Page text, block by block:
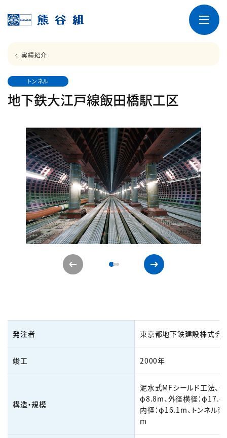
実績紹介
トンネル
地下鉄大江戸線飯田橋駅工区
発注者 東京都地下鉄建設株式会
竣工 2000年
構造・規模
泥水式MFシールド工法、
φ8.8m、外径横径：
内径：φ16.1m、トンネル延
m